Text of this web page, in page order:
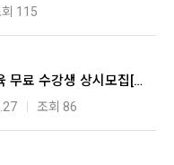
회 115
전기차 충전인프라 전문인력 양성교육 무료 수강생 상시모집[2026년]
조회 86